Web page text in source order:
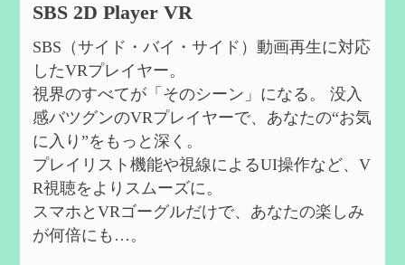
SBS 2D Player VR
SBS（サイド・バイ・サイド）動画再生に対応
したVRプレイヤー。
視界のすべてが「そのシーン」になる。 没入
感バツグンのVRプレイヤーで、あなたの“お気
に入り”をもっと深く。
プレイリスト機能や視線によるUI操作など、V
R視聴をよりスムーズに。
スマホとVRゴーグルだけで、あなたの楽しみ
が何倍にも…。